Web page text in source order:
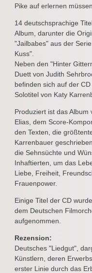
Pike auf erlernen müssen.
14 deutschsprachige
Album, darunter die
"Jailbabes" aus der
Kuss".
Neben den "Hinter
Duett von Judith
befinden sich auf der
Solotitel von Katy
Produziert ist das Album
Elias, dem Score-
den Texten, die
Karrenbauer
die Sehnsüchte und
Inhaftierten, um das
Liebe, Freiheit,
Frauenpower.
Einige Titel der CD
dem Deutschen
aufgenommen.
Rezension:
Deutsches "Liedgut",
Künstlern, deren
erster Linie durch das